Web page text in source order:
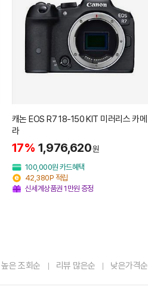
캐논 EOS R7 18-150 KIT 미러리스 카메
라
17% 1,976,620원
100,000원 카드혜택
42,380P 적립
신세계상품권 1만원 증정
높은 조회순 리뷰 많은순 낮은가격순